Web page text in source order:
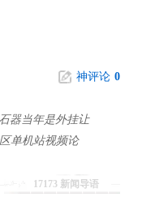
神评论 0
17173 新闻导语
器当年是外挂让
单机站视频论